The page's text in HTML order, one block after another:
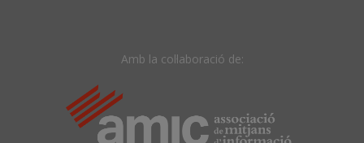
Amb la col·laboració de: